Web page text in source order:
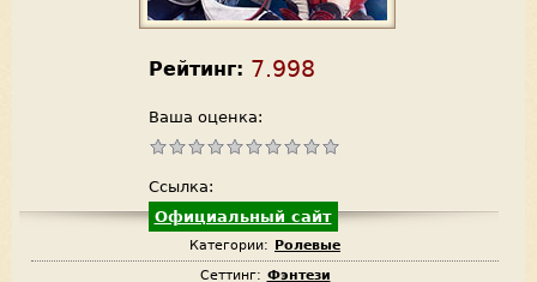
Рейтинг: 7.998
Ваша оценка:
Ссылка:
Официальный сайт
Категории: Ролевые
Сеттинг: Фэнтези